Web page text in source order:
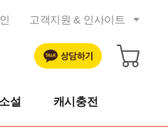
고객지원 & 인사이트
공지사항
트렌드 리포트
자주묻는 질문
설 캐시충전